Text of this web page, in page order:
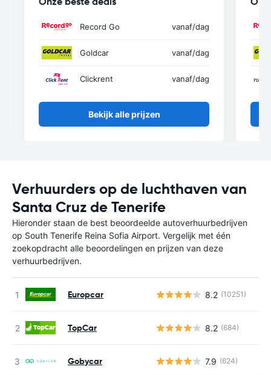
Record Go vanaf/dag
Goldcar vanaf/dag
Clickrent vanaf/dag
Bekijk alle prijzen
Verhuurders op de luchthaven van
Santa Cruz de Tenerife
Hieronder staan de best beoordeelde autoverhuurbedrijven
op South Tenerife Reina Sofia Airport. Vergelijk met één
zoekopdracht alle beoordelingen en prijzen van deze
verhuurbedrijven.
Europcar 8.2 (10251)
TopCar 8.2 (684)
Gobycar 7.9 (624)